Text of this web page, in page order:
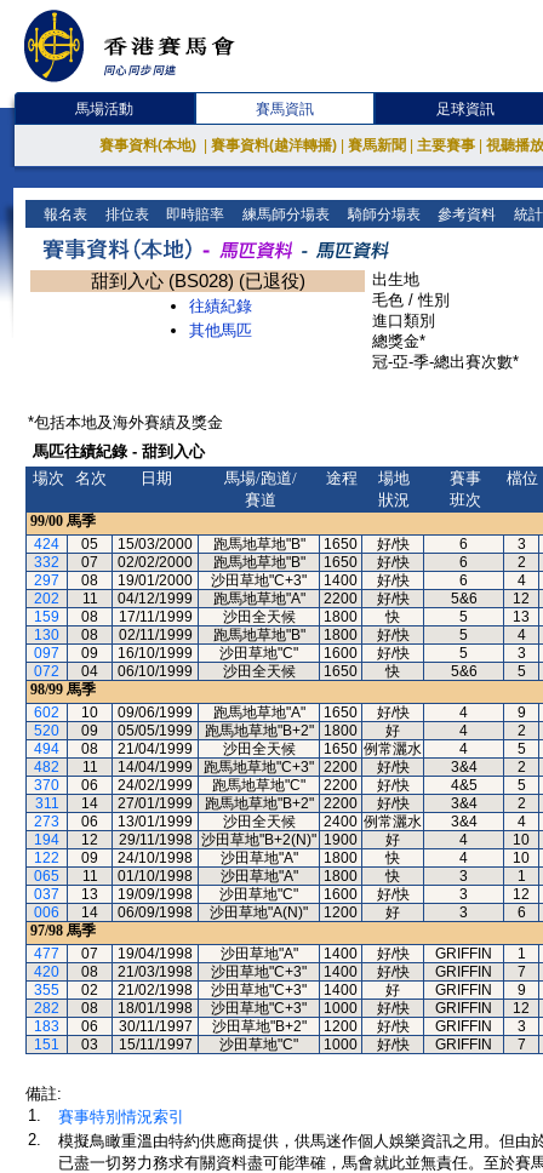
馬場活動 賽馬資訊 足球資訊
賽事資料(本地) 賽事資料(越洋轉播) 賽馬新聞 主要賽事 視聽播
報名表 排位表 即時賠率 練馬師分場表 騎師分場表 參考資料 統
甜到入心 (BS028) (已退役)
往績紀錄
其他馬匹
出生地
毛色 / 性別
進口類別
總獎金*
冠-亞-季-總出賽次數*
*包括本地及海外賽績及獎金
馬匹往績紀錄 - 甜到入心
場次
名次 日期
馬場/跑道/
賽道
途程
場地
狀況
賽事
班次
檔位
99/00 馬季
424
05 15/03/2000 跑馬地草地"B" 1650 好/快 6
3
332
07 02/02/2000 跑馬地草地"B" 1650 好/快 6
2
297
08 19/01/2000 沙田草地"C+3" 1400 好/快 6
4
202
11 04/12/1999 跑馬地草地"A" 2200 好/快 5&6
12
159
08 17/11/1999 沙田全天候 1800 快 5
13
130
08 02/11/1999 跑馬地草地"B" 1800 好/快 5
4
097
09 16/10/1999 沙田草地"C" 1600 好/快 5
3
072
04 06/10/1999 沙田全天候 1650 快 5&6
5
98/99 馬季
602
10 09/06/1999 跑馬地草地"A" 1650 好/快 4
9
520
09 05/05/1999 跑馬地草地"B+2" 1800 好 4
2
494
08 21/04/1999 沙田全天候 1650 例常灑水 4
5
482
11 14/04/1999 跑馬地草地"C+3" 2200 好/快 3&4
2
370
06 24/02/1999 跑馬地草地"C" 2200 好/快 4&5
5
311
14 27/01/1999 跑馬地草地"B+2" 2200 好/快 3&4
2
273
06 13/01/1999 沙田全天候 2400 例常灑水 3&4
4
194
12 29/11/1998 沙田草地"B+2(N)" 1900 好 4
10
122
09 24/10/1998 沙田草地"A" 1800 快 4
10
065
11 01/10/1998 沙田草地"A" 1800 快 3
1
037
13 19/09/1998 沙田草地"C" 1600 好/快 3
12
006
14 06/09/1998 沙田草地"A(N)" 1200 好 3
6
97/98 馬季
477
07 19/04/1998 沙田草地"A" 1400 好/快 GRIFFIN
1
420
08 21/03/1998 沙田草地"C+3" 1400 好/快 GRIFFIN
7
355
02 21/02/1998 沙田草地"C+3" 1400 好 GRIFFIN
9
282
08 18/01/1998 沙田草地"C+3" 1000 好/快 GRIFFIN
12
183
06 30/11/1997 沙田草地"B+2" 1200 好/快 GRIFFIN
3
151
03 15/11/1997 沙田草地"C" 1000 好/快 GRIFFIN 7
備註:
1.
賽事特別情況索引
2.
模擬鳥瞰重溫由特約供應商提供，供馬迷作個人娛樂資訊之用。但
已盡一切努力務求有關資料盡可能準確，馬會就此並無責任。至於賽